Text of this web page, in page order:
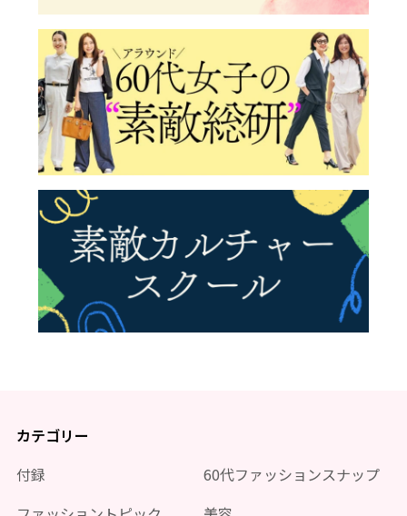
カテゴリー
付録
60代ファッションスナップ